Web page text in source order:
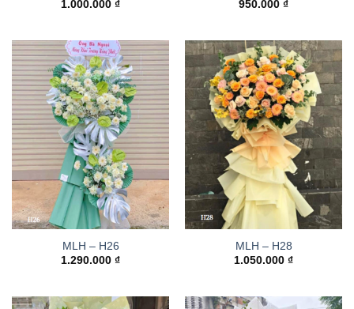
1.000.000 ₫
950.000 ₫
MLH – H26
1.290.000 ₫
MLH – H28
1.050.000 ₫